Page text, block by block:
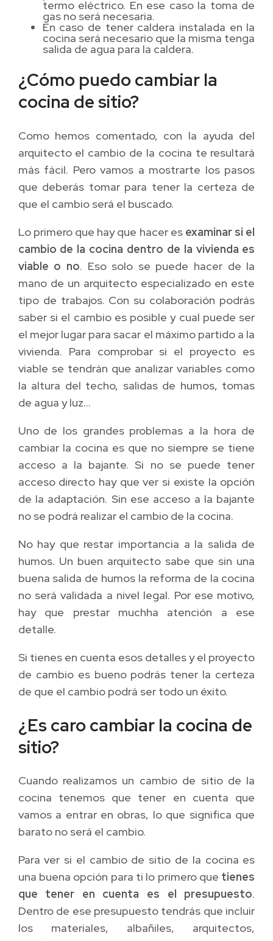
termo eléctrico. En ese caso la toma de
gas no será necesaria.
En caso de tener caldera instalada en la
cocina será necesario que la misma tenga
salida de agua para la caldera.
¿Cómo puedo cambiar la
cocina de sitio?
Como hemos comentado, con la ayuda del
arquitecto el cambio de la cocina te resultará
más fácil. Pero vamos a mostrarte los pasos
que deberás tomar para tener la certeza de
que el cambio será el buscado.
Lo primero que hay que hacer es examinar si el
cambio de la cocina dentro de la vivienda es
viable o no. Eso solo se puede hacer de la
mano de un arquitecto especializado en este
tipo de trabajos. Con su colaboración podrás
saber si el cambio es posible y cual puede ser
el mejor lugar para sacar el máximo partido a la
vivienda. Para comprobar si el proyecto es
viable se tendrán que analizar variables como
la altura del techo, salidas de humos, tomas
de agua y luz…
Uno de los grandes problemas a la hora de
cambiar la cocina es que no siempre se tiene
acceso a la bajante. Si no se puede tener
acceso directo hay que ver si existe la opción
de la adaptación. Sin ese acceso a la bajante
no se podrá realizar el cambio de la cocina.
No hay que restar importancia a la salida de
humos. Un buen arquitecto sabe que sin una
buena salida de humos la reforma de la cocina
no será validada a nivel legal. Por ese motivo,
hay que prestar muchha atención a ese
detalle.
Si tienes en cuenta esos detalles y el proyecto
de cambio es bueno podrás tener la certeza
de que el cambio podrá ser todo un éxito.
¿Es caro cambiar la cocina de
sitio?
Cuando realizamos un cambio de sitio de la
cocina tenemos que tener en cuenta que
vamos a entrar en obras, lo que significa que
barato no será el cambio.
Para ver si el cambio de sitio de la cocina es
una buena opción para ti lo primero que tienes
que tener en cuenta es el presupuesto.
Dentro de ese presupuesto tendrás que incluir
los materiales, albañiles, arquitectos,